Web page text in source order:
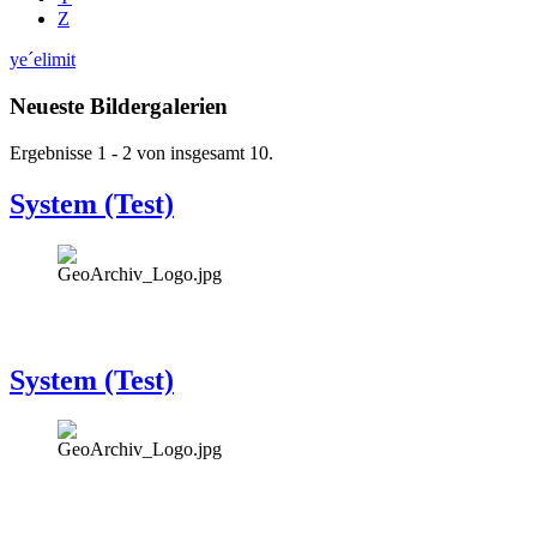
Z
ye´elimit
Neueste Bildergalerien
Ergebnisse 1 - 2 von insgesamt 10.
System (Test)
System (Test)